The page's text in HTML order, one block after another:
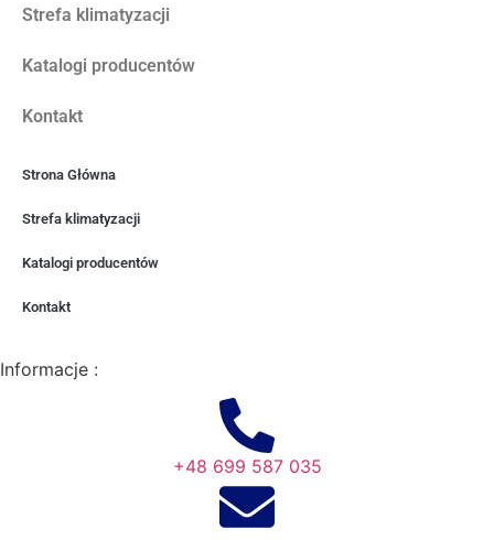
Strefa klimatyzacji
Katalogi producentów
Kontakt
Strona Główna
Strefa klimatyzacji
Katalogi producentów
Kontakt
Informacje :
+48 699 587 035